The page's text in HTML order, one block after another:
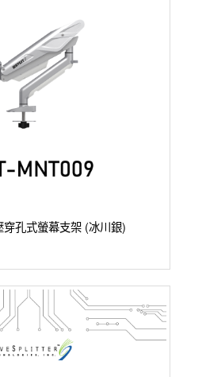
孔式螢幕支架 (冰川銀)